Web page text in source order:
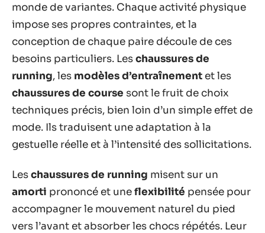
monde de variantes. Chaque activité physique
impose ses propres contraintes, et la
conception de chaque paire découle de ces
besoins particuliers. Leschaussures de
running, les modèles d’entraînement et les
chaussures de course sont le fruit de choix
techniques précis, bien loin d’un simple effet de
mode. Ils traduisent une adaptation à la
gestuelle réelle et à l’intensité des sollicitations.
Leschaussures de running misent sur un
amorti prononcé et uneflexibilité pensée pour
accompagner le mouvement naturel du pied
vers l’avant et absorber les chocs répétés. Leur